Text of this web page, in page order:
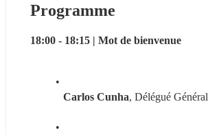
Programme
18:00 - 18:15 | Mot de bienvenue
Carlos Cunha, Délégué